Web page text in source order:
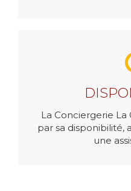
La Conciergerie La
par sa disponibilité,
une